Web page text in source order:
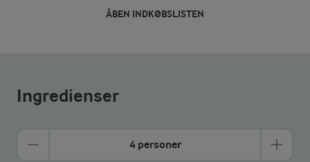
ÅBEN INDKØBSLISTEN
Ingredienser
4 personer